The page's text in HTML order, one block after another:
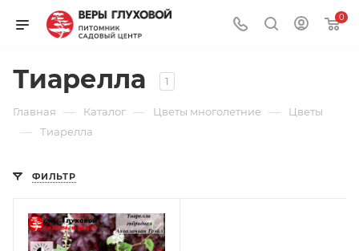
0
Тиарелла 1
Главная — Каталог — Цветы многолетние — Цветы
— Тиарелла
ФИЛЬТР